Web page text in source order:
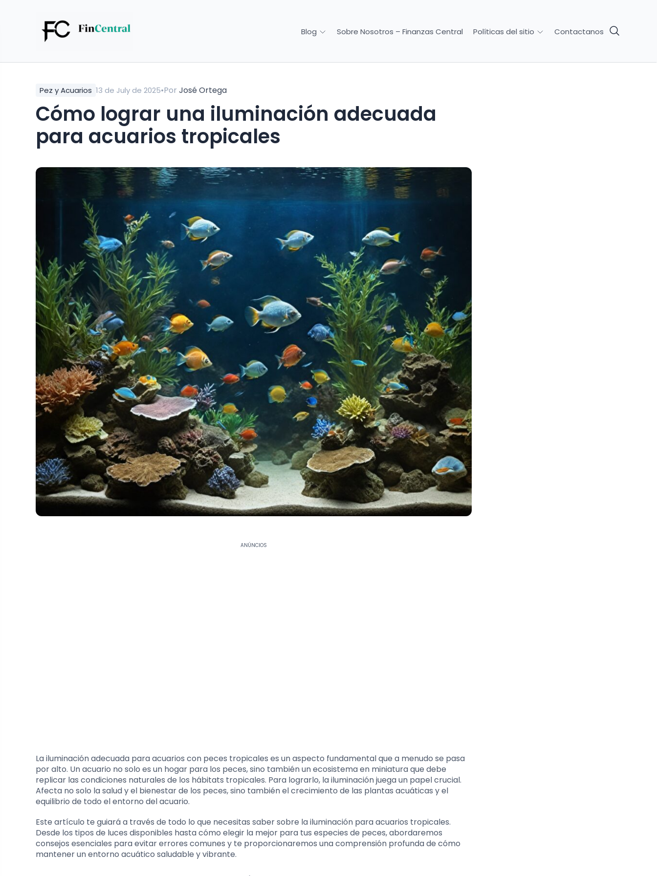
Blog Sobre Nosotros – Finanzas Central Políticas del sitio Contactanos
Pez y Acuarios 13 de July de 2025•Por José Ortega
Cómo lograr una iluminación adecuada
para acuarios tropicales
ANÚNCIOS
La iluminación adecuada para acuarios con peces tropicales es un aspecto fundamental que a menudo se pasa
por alto. Un acuario no solo es un hogar para los peces, sino también un ecosistema en miniatura que debe
replicar las condiciones naturales de los hábitats tropicales. Para lograrlo, la iluminación juega un papel crucial.
Afecta no solo la salud y el bienestar de los peces, sino también el crecimiento de las plantas acuáticas y el
equilibrio de todo el entorno del acuario.
Este artículo te guiará a través de todo lo que necesitas saber sobre la iluminación para acuarios tropicales.
Desde los tipos de luces disponibles hasta cómo elegir la mejor para tus especies de peces, abordaremos
consejos esenciales para evitar errores comunes y te proporcionaremos una comprensión profunda de cómo
mantener un entorno acuático saludable y vibrante.